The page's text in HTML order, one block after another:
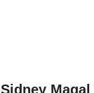
Sidney Magal